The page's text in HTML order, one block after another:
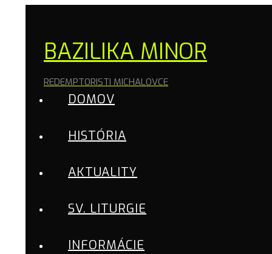
BAZILIKA MINOR
REDEMPTORISTI MICHALOVCE
DOMOV
HISTÓRIA
AKTUALITY
SV. LITURGIE
INFORMÁCIE